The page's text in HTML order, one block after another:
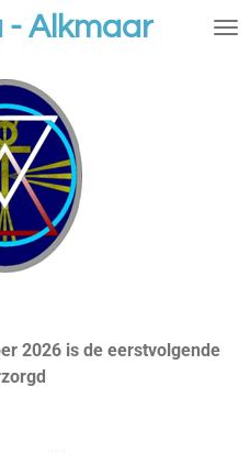
- Alkmaar
2026 is de eerstvolgende